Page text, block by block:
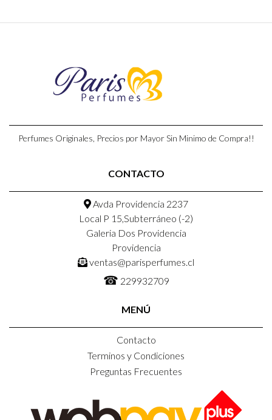
Perfumes Originales, Precios por Mayor Sin Minimo de Compra!!
CONTACTO
Avda Providencia 2237
Local P 15,Subterráneo (-2)
Galeria Dos Providencia
Providencia
ventas@parisperfumes.cl
☎ 229932709
MENÚ
Contacto
Terminos y Condiciones
Preguntas Frecuentes